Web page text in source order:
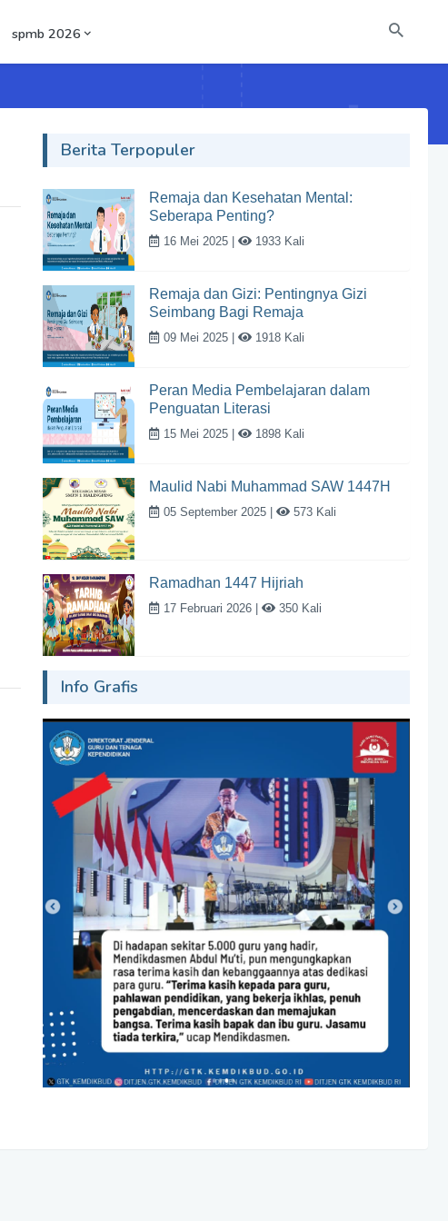
spmb 2026
Berita Terpopuler
Remaja dan Kesehatan Mental:
Seberapa Penting?
16 Mei 2025 | 1933 Kali
Remaja dan Gizi: Pentingnya Gizi
Seimbang Bagi Remaja
09 Mei 2025 | 1918 Kali
Peran Media Pembelajaran dalam
Penguatan Literasi
15 Mei 2025 | 1898 Kali
Maulid Nabi Muhammad SAW 1447H
05 September 2025 | 573 Kali
Ramadhan 1447 Hijriah
17 Februari 2026 | 350 Kali
Info Grafis